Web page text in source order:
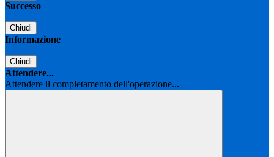
Successo
Chiudi
Informazione
Chiudi
Attendere...
Attendere il completamento dell'operazione...